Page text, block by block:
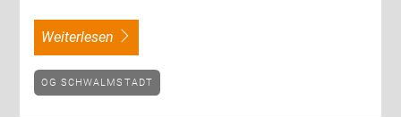
weiterlesen
OG SCHWALMSTADT